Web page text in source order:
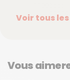
Voir tous
Vous